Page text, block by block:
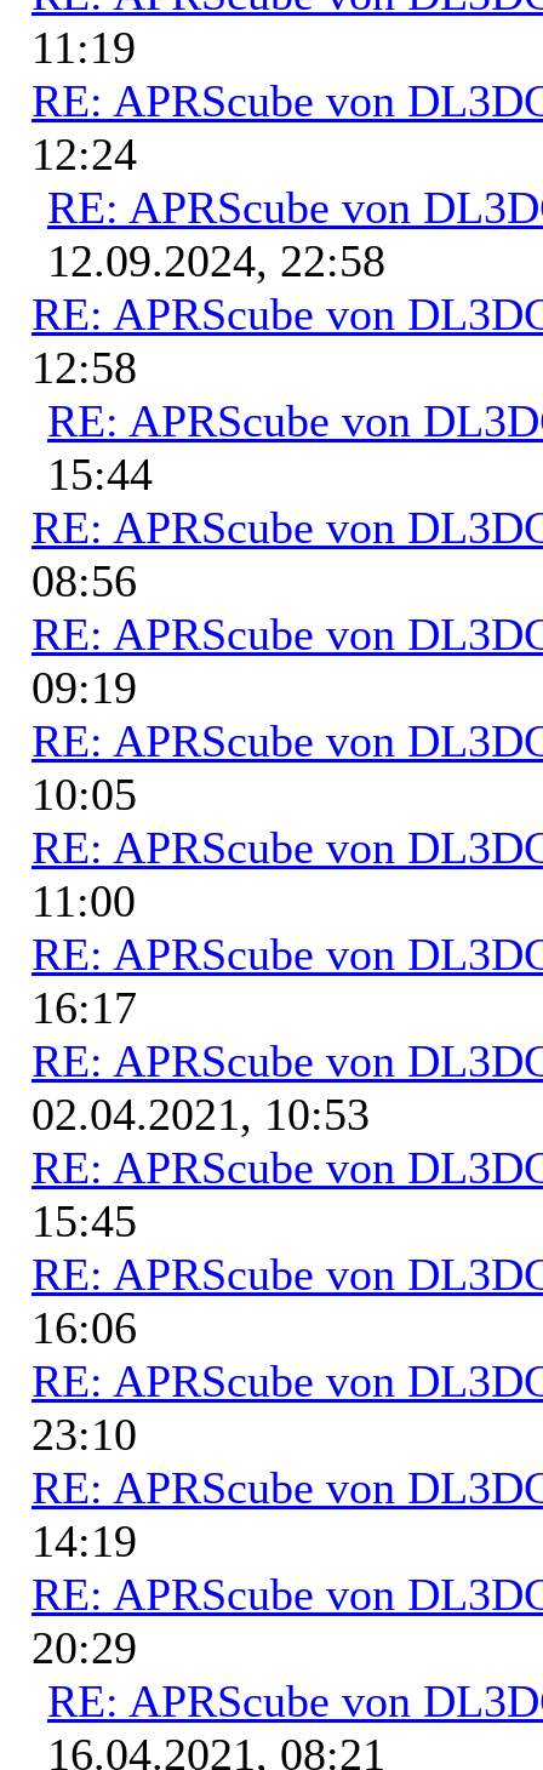
11:19
RE: APRScube von
12:24
RE: APRScube von
12.09.2024, 22:58
RE: APRScube von
12:58
RE: APRScube von
15:44
RE: APRScube von
08:56
RE: APRScube von
09:19
RE: APRScube von
10:05
RE: APRScube von
11:00
RE: APRScube von
16:17
RE: APRScube von
02.04.2021, 10:53
RE: APRScube von
15:45
RE: APRScube von
16:06
RE: APRScube von
23:10
RE: APRScube von
14:19
RE: APRScube von
20:29
RE: APRScube von
16.04.2021, 08:21